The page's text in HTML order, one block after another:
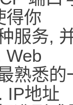
得你
服务,
Web
熟悉
IP地址